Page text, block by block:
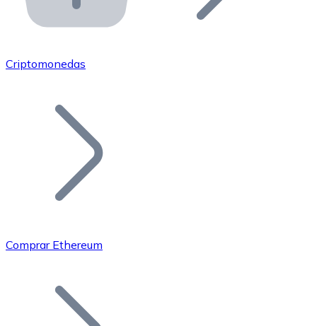
Integra nuestra API en tu ecosistema.
Únete a nuestra red de distribuidores.
Añade tu proyecto a nuestro ecosistema.
Bitcoin
Criptomonedas
Comprar Ethereum